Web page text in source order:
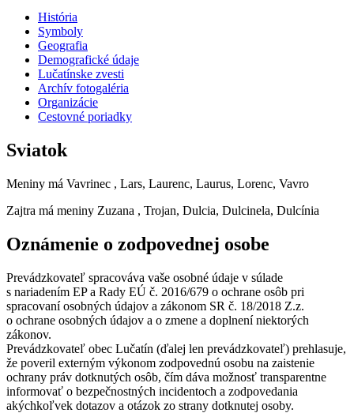
História
Symboly
Geografia
Demografické údaje
Lučatínske zvesti
Archív fotogaléria
Organizácie
Cestovné poriadky
Sviatok
Meniny má Vavrinec , Lars, Laurenc, Laurus, Lorenc, Vavro
Zajtra má meniny Zuzana , Trojan, Dulcia, Dulcinela, Dulcínia
Oznámenie o zodpovednej osobe
Prevádzkovateľ spracováva vaše osobné údaje v súlade
s nariadením EP a Rady EÚ č. 2016/679 o ochrane osôb pri
spracovaní osobných údajov a zákonom SR č. 18/2018 Z.z.
o ochrane osobných údajov a o zmene a doplnení niektorých
zákonov.
Prevádzkovateľ obec Lučatín (ďalej len prevádzkovateľ) prehlasuje,
že poveril externým výkonom zodpovednú osobu na zaistenie
ochrany práv dotknutých osôb, čím dáva možnosť transparentne
informovať o bezpečnostných incidentoch a zodpovedania
akýchkoľvek dotazov a otázok zo strany dotknutej osoby.